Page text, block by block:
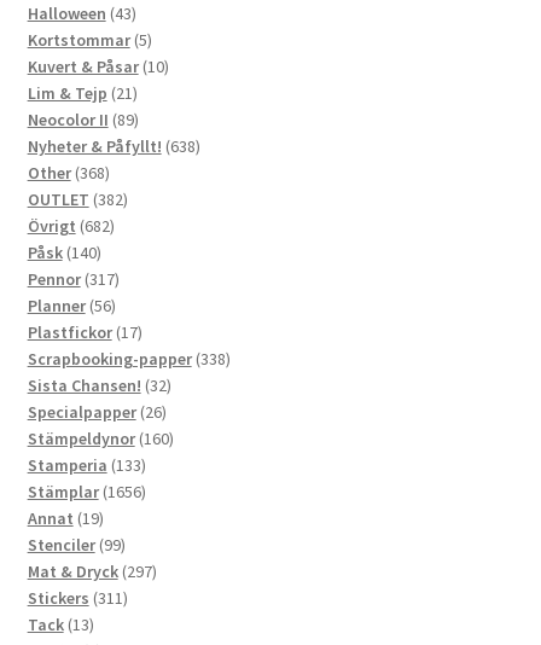
Halloween 4343
produkter
Kortstommar 55
produkter
Kuvert & Påsar 1010
Lim & Tejp 2121
produkter
Neocolor II 8989
produkter
Nyheter & Påfyllt! 638638
Other 368368
produkter
OUTLET 382382
Övrigt 682682
Påsk 140140
produkter
Pennor 317317
produkter
Planner 5656
produkter
Plastfickor 1717
produkter
Scrapbooking-papper 338338
Sista Chansen! 3232
produkter
Specialpapper 2626
produkter
Stämpeldynor 160160
Stamperia 133133
produkter
Stämplar 16561656
Annat 1919
produkter
Stenciler 9999
produkter
Mat & Dryck 297297
Stickers 311311
Tack 1313